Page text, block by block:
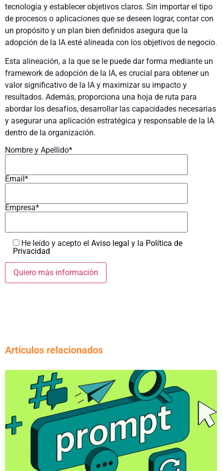
tecnología y establecer objetivos claros. Sin importar el tipo
de procesos o aplicaciones que se deseen lograr, contar con
un propósito y un plan bien definidos asegura que la
adopción de la IA esté alineada con los objetivos de negocio.
Esta alineación, a la que se le puede dar forma mediante un
framework de adopción de la IA, es crucial para obtener un
valor significativo de la IA y maximizar su impacto y
resultados. Además, proporciona una hoja de ruta para
abordar los desafíos, desarrollar las capacidades necesarias
y asegurar una aplicación estratégica y responsable de la IA
dentro de la organización.
Nombre y Apellido*
Email*
Empresa*
He leído y acepto el Aviso legal y la Política de
Privacidad
Artículos relacionados